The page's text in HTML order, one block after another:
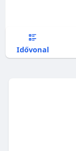
Idővonal